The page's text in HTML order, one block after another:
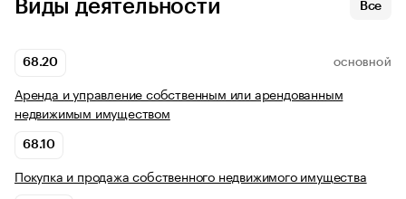
Виды деятельности Все
68.20 ОСНОВНОЙ
Аренда и управление собственным или арендованным
недвижимым имуществом
68.10
Покупка и продажа собственного недвижимого имущества